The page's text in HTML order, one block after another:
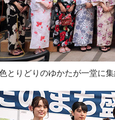
とりどりのゆかたが一堂に集